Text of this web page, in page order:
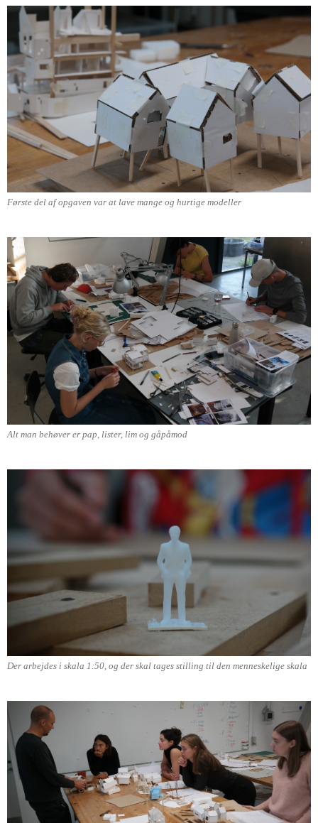
Første del af opgaven var at lave mange og hurtige modeller
Alt man behøver er pap, lister, lim og gåpåmod
Der arbejdes i skala 1:50, og der skal tages stilling til den menneskelige skala